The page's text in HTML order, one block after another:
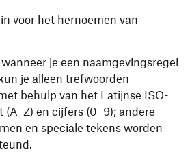
voor het hernoemen van
wanneer je een naamgevingsregel
je alleen trefwoorden
behulp van het Latijnse ISO-
(A–Z) en cijfers (0–9); andere
en speciale tekens worden